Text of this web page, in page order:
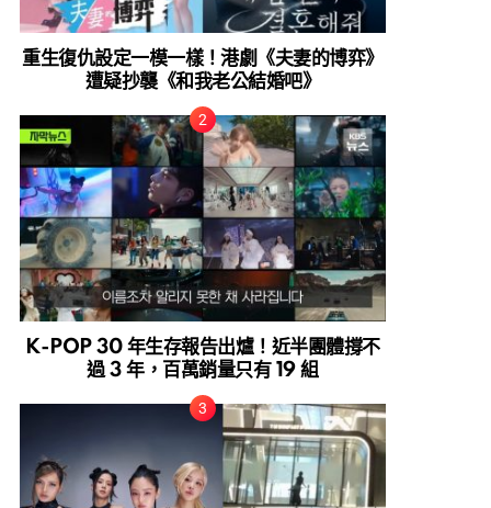
重生復仇設定一模一樣！港劇《夫妻的博弈》
遭疑抄襲《和我老公結婚吧》
K-POP 30 年生存報告出爐！近半團體撐不
過 3 年，百萬銷量只有 19 組